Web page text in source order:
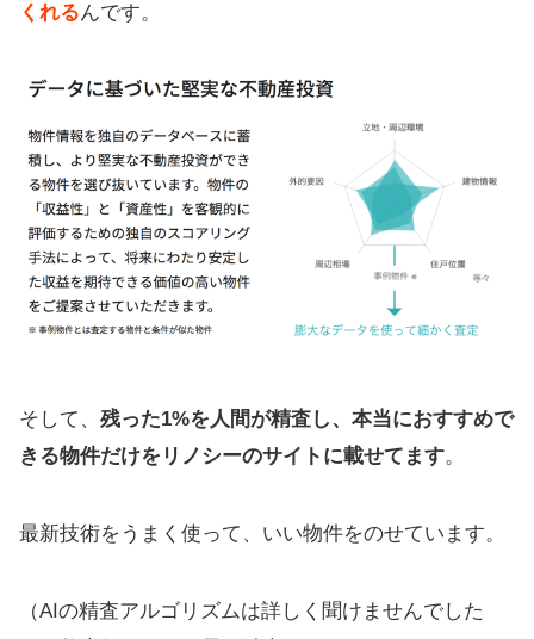
くれるんです。
そして、 残った1%を人間が精査し、本当におすすめで
きる物件だけをリノシーのサイトに載せてます。
最新技術をうまく使って、いい物件をのせています。
（AIの精査アルゴリズムは詳しく聞けませんでした